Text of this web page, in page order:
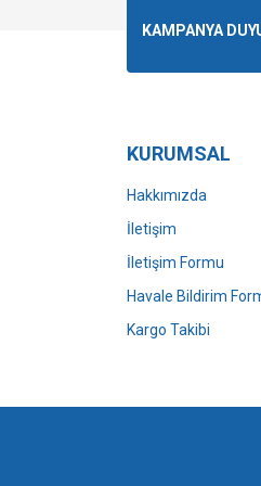
Ürün resmi
Bu ürüne
KAMPANYA
KURUMSAL
Hakkımızda
İletişim
İletişim Formu
Havale Bildirim
Kargo Takibi